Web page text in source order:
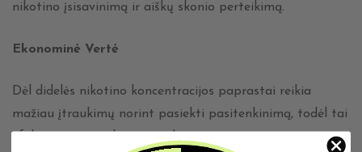
nikotino įsisavinimą ir aiškų skonio perteikimą.
Ekonominė Vertė
Dėl didelės nikotino koncentracijos paprastai reikia
mažiau įtraukimų norint pasiekti pasitenkinimą, todėl tai